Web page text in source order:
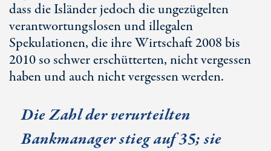
dass die Isländer jedoch die ungezügelten
verantwortungslosen und illegalen
Spekulationen, die ihre Wirtschaft 2008 bis
2010 so schwer erschütterten, nicht vergessen
haben und auch nicht vergessen werden.
Die Zahl der verurteilten
Bankmanager stieg auf 35; sie